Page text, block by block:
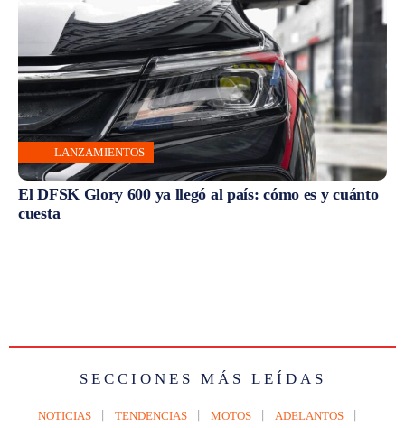
LANZAMIENTOS
El DFSK Glory 600 ya llegó al país: cómo es y cuánto
cuesta
SECCIONES MÁS LEÍDAS
NOTICIAS TENDENCIAS MOTOS ADELANTOS